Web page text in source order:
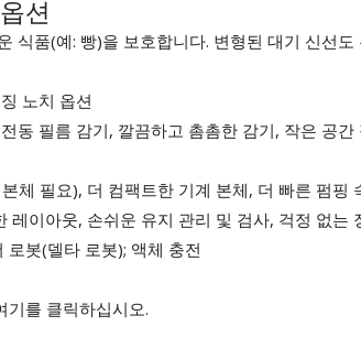
션
식품(예: 빵)을 보호합니다. 변형된 대기 신선
노치 옵션
동 필름 감기, 깔끔하고 촘촘한 감기, 작은 공
체 필요), 더 컴팩트한 기계 본체, 더 빠른 펌
이아웃, 손쉬운 유지 관리 및 검사, 걱정 없는
봇(델타 로봇); 액체 충전
를 클릭하십시오.